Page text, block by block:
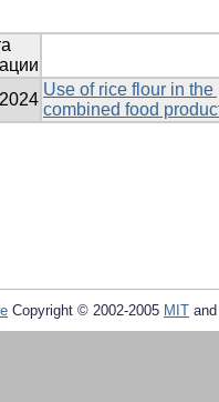
2024
Use of rice flour in
combined food
Copyright © 2002-2005 MIT